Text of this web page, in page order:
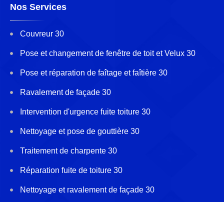
Nos Services
Couvreur 30
Pose et changement de fenêtre de toit et Velux 30
Pose et réparation de faîtage et faîtière 30
Ravalement de façade 30
Intervention d'urgence fuite toiture 30
Nettoyage et pose de gouttière 30
Traitement de charpente 30
Réparation fuite de toiture 30
Nettoyage et ravalement de façade 30